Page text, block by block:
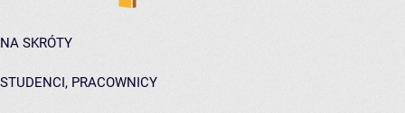
NA SKRÓTY
STUDENCI, PRACOWNICY